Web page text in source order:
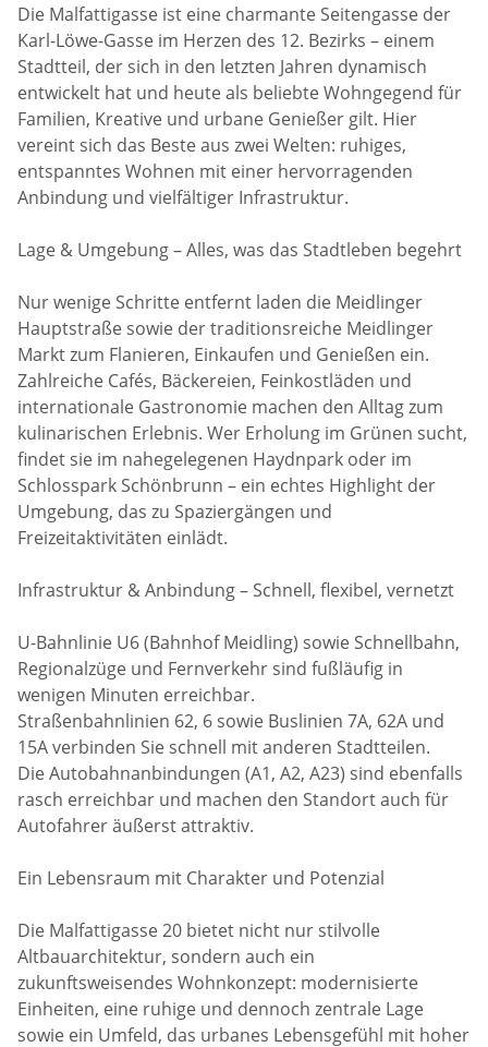
Die Malfattigasse ist eine charmante Seitengasse der
Karl-Löwe-Gasse im Herzen des 12. Bezirks – einem
Stadtteil, der sich in den letzten Jahren dynamisch
entwickelt hat und heute als beliebte Wohngegend für
Familien, Kreative und urbane Genießer gilt. Hier
vereint sich das Beste aus zwei Welten: ruhiges,
entspanntes Wohnen mit einer hervorragenden
Anbindung und vielfältiger Infrastruktur.
Lage & Umgebung – Alles, was das Stadtleben begehrt
Nur wenige Schritte entfernt laden die Meidlinger
Hauptstraße sowie der traditionsreiche Meidlinger
Markt zum Flanieren, Einkaufen und Genießen ein.
Zahlreiche Cafés, Bäckereien, Feinkostläden und
internationale Gastronomie machen den Alltag zum
kulinarischen Erlebnis. Wer Erholung im Grünen sucht,
findet sie im nahegelegenen Haydnpark oder im
Schlosspark Schönbrunn – ein echtes Highlight der
Umgebung, das zu Spaziergängen und
Freizeitaktivitäten einlädt.
Infrastruktur & Anbindung – Schnell, flexibel, vernetzt
U-Bahnlinie U6 (Bahnhof Meidling) sowie Schnellbahn,
Regionalzüge und Fernverkehr sind fußläufig in
wenigen Minuten erreichbar.
Straßenbahnlinien 62, 6 sowie Buslinien 7A, 62A und
15A verbinden Sie schnell mit anderen Stadtteilen.
Die Autobahnanbindungen (A1, A2, A23) sind ebenfalls
rasch erreichbar und machen den Standort auch für
Autofahrer äußerst attraktiv.
Ein Lebensraum mit Charakter und Potenzial
Die Malfattigasse 20 bietet nicht nur stilvolle
Altbauarchitektur, sondern auch ein
zukunftsweisendes Wohnkonzept: modernisierte
Einheiten, eine ruhige und dennoch zentrale Lage
sowie ein Umfeld, das urbanes Lebensgefühl mit hoher